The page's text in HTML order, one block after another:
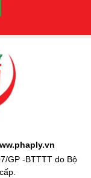
GP -BTTTT do Bộ